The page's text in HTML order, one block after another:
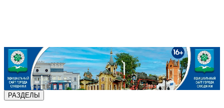
РАЗДЕЛЫ